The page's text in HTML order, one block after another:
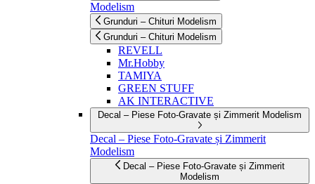
Modelism
Grunduri – Chituri Modelism
Grunduri – Chituri Modelism
REVELL
Mr.Hobby
TAMIYA
GREEN STUFF
AK INTERACTIVE
Decal – Piese Foto-Gravate și Zimmerit Modelism
Decal – Piese Foto-Gravate și Zimmerit
Modelism
Decal – Piese Foto-Gravate și Zimmerit
Modelism